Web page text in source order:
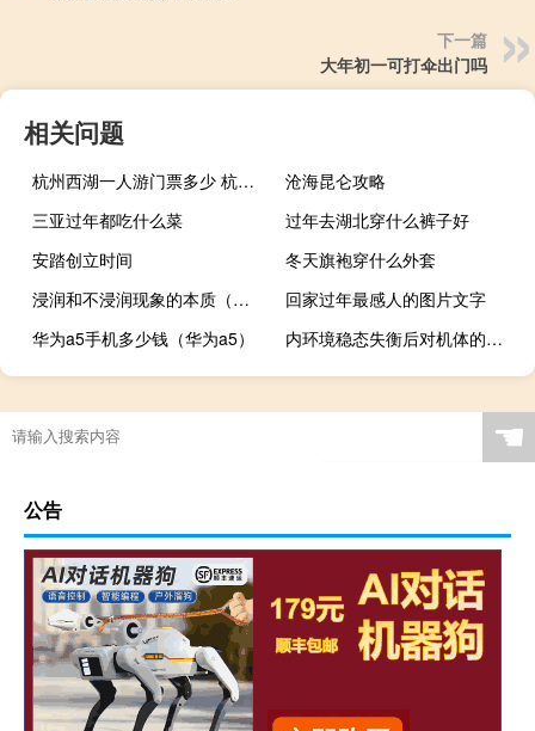
下一篇
大年初一可打伞出门吗
相关问题
杭州西湖一人游门票多少 杭州西湖一日游景点
沧海昆仑攻略
三亚过年都吃什么菜
过年去湖北穿什么裤子好
安踏创立时间
冬天旗袍穿什么外套
浸润和不浸润现象的本质（浸润与不浸润原理）
回家过年最感人的图片文字
华为a5手机多少钱（华为a5）
内环境稳态失衡后对机体的影响
☚
公告